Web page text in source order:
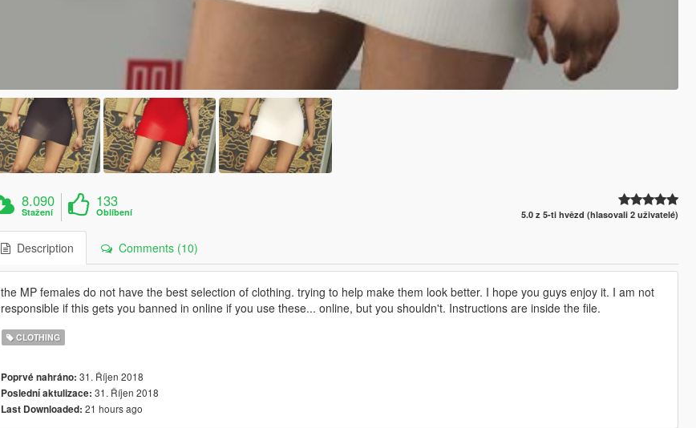
8.090
Stažení
133
Oblíbení 5.0 z 5-ti hvězd (hlasovali 2 uživatelé)
Description Comments (10)
the MP females do not have the best selection of clothing. trying to help make them look better. I hope you guys enjoy it. I am not
responsible if this gets you banned in online if you use these... online, but you shouldn't. Instructions are inside the file.
CLOTHING
Poprvé nahráno: 31. Říjen 2018
Poslední aktulizace: 31. Říjen 2018
Last Downloaded: 21 hours ago